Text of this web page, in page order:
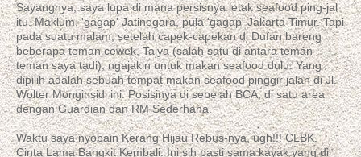
Sayangnya, saya lupa di mana persisnya letak seafood ping-jal
itu. Maklum, 'gagap' Jatinegara, pula 'gagap' Jakarta Timur. Tapi
pada suatu malam, setelah capek-capekan di Dufan bareng
beberapa teman cewek, Taiya (salah satu di antara teman-
teman saya tadi), ngajakin untuk makan seafood dulu. Yang
dipilih adalah sebuah tempat makan seafood pinggir jalan di Jl.
Wolter Monginsidi ini. Posisinya di sebelah BCA, di satu area
dengan Guardian dan RM Sederhana.
Waktu saya nyobain Kerang Hijau Rebus-nya, ugh!!! CLBK.
Cinta Lama Bangkit Kembali. Ini sih pasti sama kayak yang di